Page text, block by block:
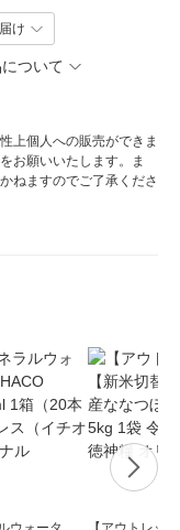
け
ついて
上個人への販売ができま
お願いいたします。ま
ねますのでご了承くださ